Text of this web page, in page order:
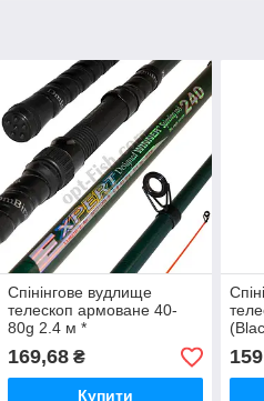
Спінінгове вудлище
телескоп армоване 40-
80g 2.4 м *
169,68₴
Купити
80g